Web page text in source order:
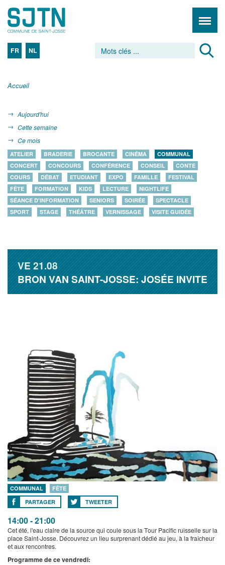
FR NL
Accueil
Aujourd'hui
Cette semaine
Ce mois
ATELIER BRADERIE BROCANTE CINÉMA
COMMUNAL
CONCERT
CONCOURS CONFÉRENCE CONSEIL
CONTE
COURS
DÉBAT ETUDIANT EXPO FAMILLE
FESTIVAL
FÊTE
FORMATION KIDS LECTURE
NIGHTLIFE
SÉANCE D'INFORMATION
SENIORS SOIRÉE
SPECTACLE
SPORT
STAGE THÉÂTRE VERNISSAGE VISITE GUIDÉE
VE21.08
BRON VAN SAINT-JOSSE: JOSÉE INVITE
COMMUNAL
FÊTE
PARTAGER
TWEETER
14:00 - 21:00
Cet été, l'eau claire de la source qui coule sous la Tour Pacific ruisselle sur la
place Saint-Josse. Découvrez un lieu surprenant dédié au jeu, à la fraîcheur
et aux rencontres.
Programme de ce vendredi: